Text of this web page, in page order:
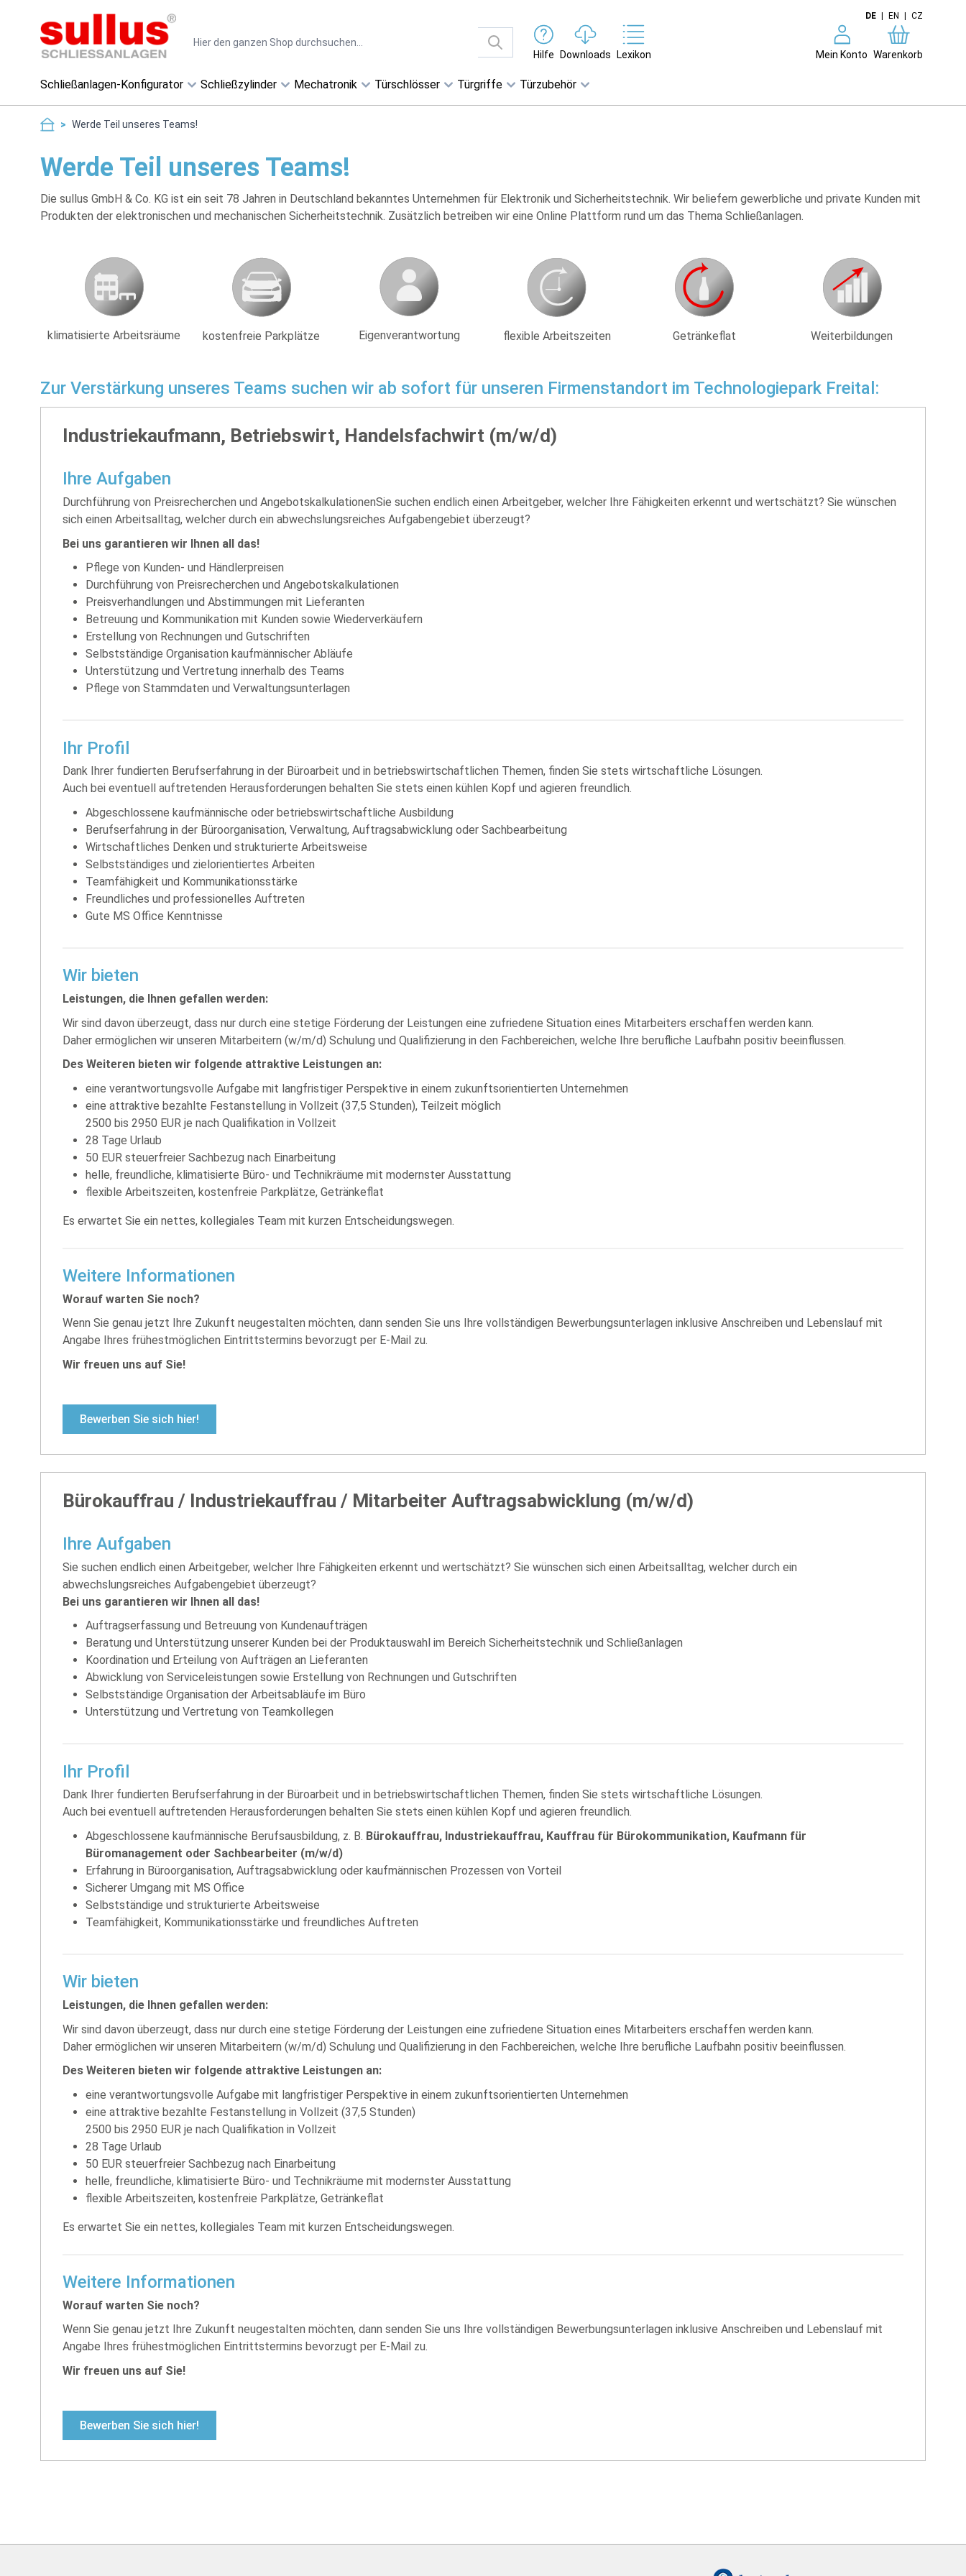
DE EN CZ
Hilfe
Downloads Lexikon Mein Konto Warenkorb
Schließanlagen-Konfigurator Schließzylinder Mechatronik Türschlösser Türgriffe Türzubehör
> Werde Teil unseres Teams!
Werde Teil unseres Teams!
Die sullus GmbH & Co. KG ist ein seit 78 Jahren in Deutschland bekanntes Unternehmen für Elektronik und Sicherheitstechnik. Wir beliefern gewerbliche und private Kunden mit
Produkten der elektronischen und mechanischen Sicherheitstechnik. Zusätzlich betreiben wir eine Online Plattform rund um das Thema Schließanlagen.
klimatisierte Arbeitsräume kostenfreie Parkplätze Eigenverantwortung flexible Arbeitszeiten Getränkeflat Weiterbildungen
Zur Verstärkung unseres Teams suchen wir ab sofort für unseren Firmenstandort im Technologiepark Freital:
Industriekaufmann, Betriebswirt, Handelsfachwirt (m/w/d)
Ihre Aufgaben
Durchführung von Preisrecherchen und AngebotskalkulationenSie suchen endlich einen Arbeitgeber, welcher Ihre Fähigkeiten erkennt und wertschätzt? Sie wünschen
sich einen Arbeitsalltag, welcher durch ein abwechslungsreiches Aufgabengebiet überzeugt?
Bei uns garantieren wir Ihnen all das!
Pflege von Kunden- und Händlerpreisen
Durchführung von Preisrecherchen und Angebotskalkulationen
Preisverhandlungen und Abstimmungen mit Lieferanten
Betreuung und Kommunikation mit Kunden sowie Wiederverkäufern
Erstellung von Rechnungen und Gutschriften
Selbstständige Organisation kaufmännischer Abläufe
Unterstützung und Vertretung innerhalb des Teams
Pflege von Stammdaten und Verwaltungsunterlagen
Ihr Profil
Dank Ihrer fundierten Berufserfahrung in der Büroarbeit und in betriebswirtschaftlichen Themen, finden Sie stets wirtschaftliche Lösungen.
Auch bei eventuell auftretenden Herausforderungen behalten Sie stets einen kühlen Kopf und agieren freundlich.
Abgeschlossene kaufmännische oder betriebswirtschaftliche Ausbildung
Berufserfahrung in der Büroorganisation, Verwaltung, Auftragsabwicklung oder Sachbearbeitung
Wirtschaftliches Denken und strukturierte Arbeitsweise
Selbstständiges und zielorientiertes Arbeiten
Teamfähigkeit und Kommunikationsstärke
Freundliches und professionelles Auftreten
Gute MS Office Kenntnisse
Wir bieten
Leistungen, die Ihnen gefallen werden:
Wir sind davon überzeugt, dass nur durch eine stetige Förderung der Leistungen eine zufriedene Situation eines Mitarbeiters erschaffen werden kann.
Daher ermöglichen wir unseren Mitarbeitern (w/m/d) Schulung und Qualifizierung in den Fachbereichen, welche Ihre berufliche Laufbahn positiv beeinflussen.
Des Weiteren bieten wir folgende attraktive Leistungen an:
eine verantwortungsvolle Aufgabe mit langfristiger Perspektive in einem zukunftsorientierten Unternehmen
eine attraktive bezahlte Festanstellung in Vollzeit (37,5 Stunden), Teilzeit möglich
2500 bis 2950 EUR je nach Qualifikation in Vollzeit
28 Tage Urlaub
50 EUR steuerfreier Sachbezug nach Einarbeitung
helle, freundliche, klimatisierte Büro- und Technikräume mit modernster Ausstattung
flexible Arbeitszeiten, kostenfreie Parkplätze, Getränkeflat
Es erwartet Sie ein nettes, kollegiales Team mit kurzen Entscheidungswegen.
Weitere Informationen
Worauf warten Sie noch?
Wenn Sie genau jetzt Ihre Zukunft neugestalten möchten, dann senden Sie uns Ihre vollständigen Bewerbungsunterlagen inklusive Anschreiben und Lebenslauf mit
Angabe Ihres frühestmöglichen Eintrittstermins bevorzugt per E-Mail zu.
Wir freuen uns auf Sie!
Bewerben Sie sich hier!
Bürokauffrau / Industriekauffrau / Mitarbeiter Auftragsabwicklung (m/w/d)
Ihre Aufgaben
Sie suchen endlich einen Arbeitgeber, welcher Ihre Fähigkeiten erkennt und wertschätzt? Sie wünschen sich einen Arbeitsalltag, welcher durch ein
abwechslungsreiches Aufgabengebiet überzeugt?
Bei uns garantieren wir Ihnen all das!
Auftragserfassung und Betreuung von Kundenaufträgen
Beratung und Unterstützung unserer Kunden bei der Produktauswahl im Bereich Sicherheitstechnik und Schließanlagen
Koordination und Erteilung von Aufträgen an Lieferanten
Abwicklung von Serviceleistungen sowie Erstellung von Rechnungen und Gutschriften
Selbstständige Organisation der Arbeitsabläufe im Büro
Unterstützung und Vertretung von Teamkollegen
Ihr Profil
Dank Ihrer fundierten Berufserfahrung in der Büroarbeit und in betriebswirtschaftlichen Themen, finden Sie stets wirtschaftliche Lösungen.
Auch bei eventuell auftretenden Herausforderungen behalten Sie stets einen kühlen Kopf und agieren freundlich.
Abgeschlossene kaufmännische Berufsausbildung, z. B. Bürokauffrau, Industriekauffrau, Kauffrau für Bürokommunikation, Kaufmann für
Büromanagement oder Sachbearbeiter (m/w/d)
Erfahrung in Büroorganisation, Auftragsabwicklung oder kaufmännischen Prozessen von Vorteil
Sicherer Umgang mit MS Office
Selbstständige und strukturierte Arbeitsweise
Teamfähigkeit, Kommunikationsstärke und freundliches Auftreten
Wir bieten
Leistungen, die Ihnen gefallen werden:
Wir sind davon überzeugt, dass nur durch eine stetige Förderung der Leistungen eine zufriedene Situation eines Mitarbeiters erschaffen werden kann.
Daher ermöglichen wir unseren Mitarbeitern (w/m/d) Schulung und Qualifizierung in den Fachbereichen, welche Ihre berufliche Laufbahn positiv beeinflussen.
Des Weiteren bieten wir folgende attraktive Leistungen an:
eine verantwortungsvolle Aufgabe mit langfristiger Perspektive in einem zukunftsorientierten Unternehmen
eine attraktive bezahlte Festanstellung in Vollzeit (37,5 Stunden)
2500 bis 2950 EUR je nach Qualifikation in Vollzeit
28 Tage Urlaub
50 EUR steuerfreier Sachbezug nach Einarbeitung
helle, freundliche, klimatisierte Büro- und Technikräume mit modernster Ausstattung
flexible Arbeitszeiten, kostenfreie Parkplätze, Getränkeflat
Es erwartet Sie ein nettes, kollegiales Team mit kurzen Entscheidungswegen.
Weitere Informationen
Worauf warten Sie noch?
Wenn Sie genau jetzt Ihre Zukunft neugestalten möchten, dann senden Sie uns Ihre vollständigen Bewerbungsunterlagen inklusive Anschreiben und Lebenslauf mit
Angabe Ihres frühestmöglichen Eintrittstermins bevorzugt per E-Mail zu.
Wir freuen uns auf Sie!
Bewerben Sie sich hier!